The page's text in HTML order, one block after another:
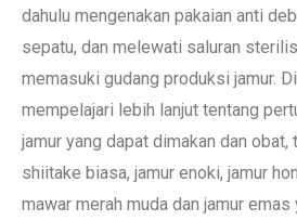
dahulu mengenakan pakaian anti
sepatu, dan melewati saluran
memasuki gudang produksi jamur.
mempelajari lebih lanjut tentang
jamur yang dapat dimakan dan obat,
shiitake biasa, jamur enoki, jamur
mawar merah muda dan jamur